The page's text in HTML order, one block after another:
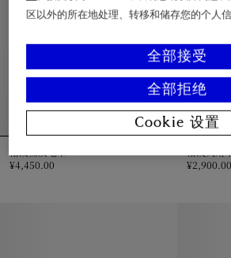
格纹棉质毛巾
¥4,450.00
格纹犬用
¥2,900.00
区以外的所在地处理、转移和储存您的个人信
全部拒绝
全部接受
Cookie 设置